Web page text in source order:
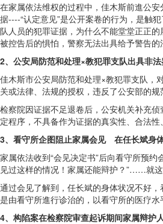
在家属依法维权的过程中，佳木斯前進公
据----“认定意见”是公开案卷的行为，是触
队人员的犯罪证据，为什么不能堂堂正正
被控告后的惧怕，警察无法出具给予警告
2、公安局防范和处理×教犯罪支队出具非
佳木斯市公安局防范和处理×教犯罪支队，
关或法律、法规的授权，违反了公安部的
检察院因证据不足退卷后，公安机关补充
定程序，不具备作为证据的真实性、合法
3、看守所企图阻止家属会见 在任长斌身
家属依法收到“会见决定书”后向看守所预
见过这样的情况！家属还能辩护？”……就
通过会见了解到，任长斌的身体状况不好
是由看守所進行诊治的，以看守所的医疗
4、构陷案在检察院审查起诉期间家属辩护